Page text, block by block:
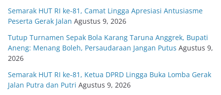
Semarak HUT RI ke-81, Camat Lingga Apresiasi Antusiasme
Peserta Gerak Jalan Agustus 9, 2026
Tutup Turnamen Sepak Bola Karang Taruna Anggrek, Bupati
Aneng: Menang Boleh, Persaudaraan Jangan Putus Agustus 9,
2026
Semarak HUT RI ke-81, Ketua DPRD Lingga Buka Lomba Gerak
Jalan Putra dan Putri Agustus 9, 2026